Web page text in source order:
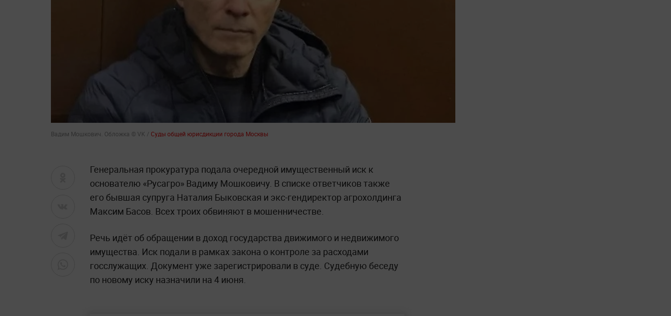
Вадим Мошкович. Обложка © VK / Суды общей юрисдикции города Москвы
Генеральная прокуратура подала очередной имущественный иск к
основателю «Русагро» Вадиму Мошковичу. В списке ответчиков также
его бывшая супруга Наталия Быковская и экс-гендиректор агрохолдинга
Максим Басов. Всех троих обвиняют в мошенничестве.
Речь идёт об обращении в доход государства движимого и недвижимого
имущества. Иск подали в рамках закона о контроле за расходами
госслужащих. Документ уже зарегистрировали в суде. Судебную беседу
по новому иску назначили на 4 июня.